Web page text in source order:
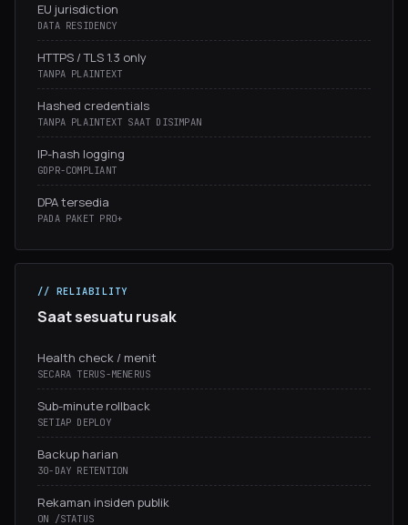
EU jurisdiction
DATA RESIDENCY
HTTPS / TLS 1.3 only
TANPA PLAINTEXT
Hashed credentials
TANPA PLAINTEXT SAAT DISIMPAN
IP-hash logging
GDPR-COMPLIANT
DPA tersedia
PADA PAKET PRO+
// RELIABILITY
Saat sesuatu rusak
Health check / menit
SECARA TERUS-MENERUS
Sub-minute rollback
SETIAP DEPLOY
Backup harian
30-DAY RETENTION
Rekaman insiden publik
ON /STATUS